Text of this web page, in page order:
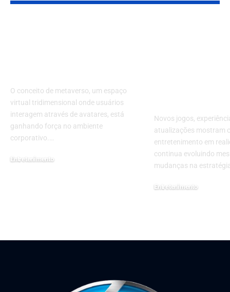
O conceito de metaverso, um espaço
virtual tridimensional onde usuários
interagem através de avatares, está
ganhando força no ambiente
corporativo.…
Entretenimento
Novos jogos,
atualizações mostram
entretenimento em
continua evoluindo
mudanças na
Entretenimento